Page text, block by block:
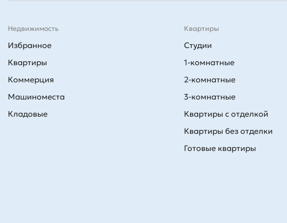
Квартиры
Студии
1-комнатные
2-комнатные
3-комнатные
Квартиры с отделкой
Квартиры без отделки
Готовые квартиры
Недвижимость
Избранное
Квартиры
Коммерция
Машиноместа
Кладовые